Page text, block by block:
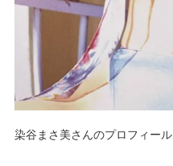
染谷まさ美さんのプロフィール